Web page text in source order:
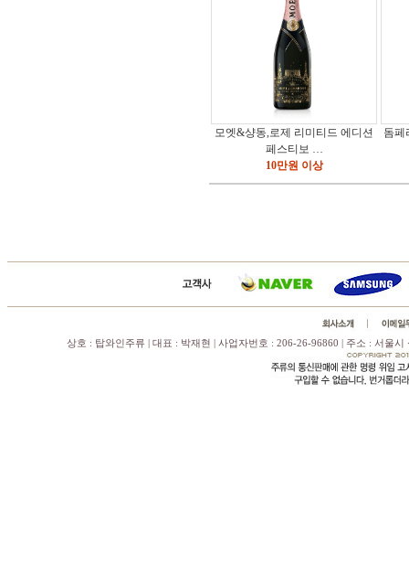
모엣&샹동,로제 리미티드 에디션
페스티보 …
10만원 이상
돔페
상호 : 탑와인주류 | 대표 : 박재현 | 사업자번호 : 206-26-96860 | 주소 : 서울